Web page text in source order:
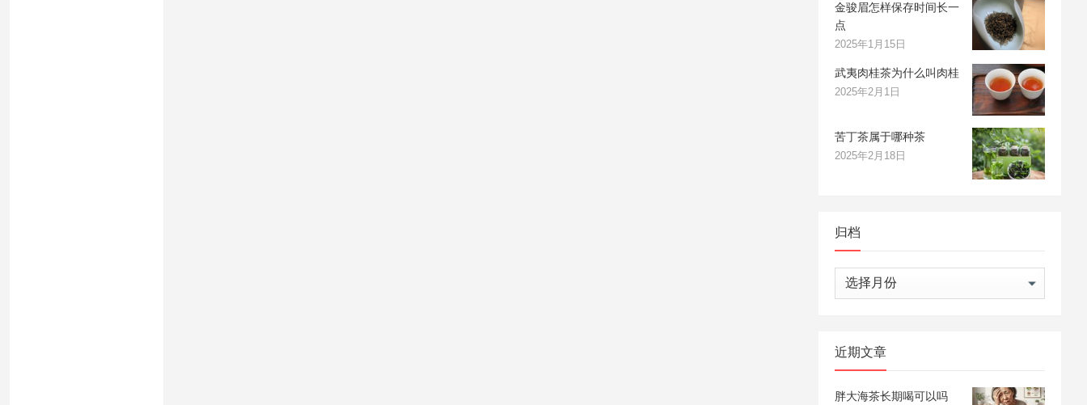
金骏眉怎样保存时间长一
点
2025年1月15日
武夷肉桂茶为什么叫肉桂
2025年2月1日
苦丁茶属于哪种茶
2025年2月18日
归档
归
档
近期文章
胖大海茶长期喝可以吗